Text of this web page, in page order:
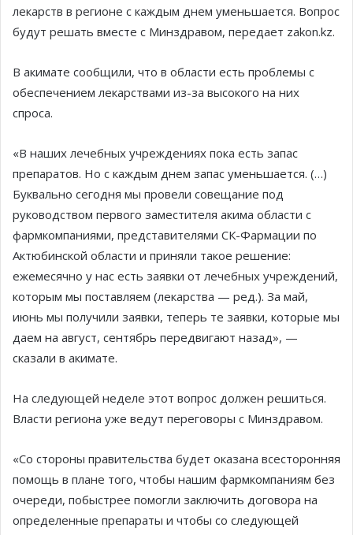
лекарств в регионе с каждым днем уменьшается. Вопрос
будут решать вместе с Минздравом, передает zakon.kz.
В акимате сообщили, что в области есть проблемы с
обеспечением лекарствами из-за высокого на них
спроса.
«В наших лечебных учреждениях пока есть запас
препаратов. Но с каждым днем запас уменьшается. (…)
Буквально сегодня мы провели совещание под
руководством первого заместителя акима области с
фармкомпаниями, представителями СК-Фармации по
Актюбинской области и приняли такое решение:
ежемесячно у нас есть заявки от лечебных учреждений,
которым мы поставляем (лекарства — ред.). За май,
июнь мы получили заявки, теперь те заявки, которые мы
даем на август, сентябрь передвигают назад», —
сказали в акимате.
На следующей неделе этот вопрос должен решиться.
Власти региона уже ведут переговоры с Минздравом.
«Со стороны правительства будет оказана всесторонняя
помощь в плане того, чтобы нашим фармкомпаниям без
очереди, побыстрее помогли заключить договора на
определенные препараты и чтобы со следующей